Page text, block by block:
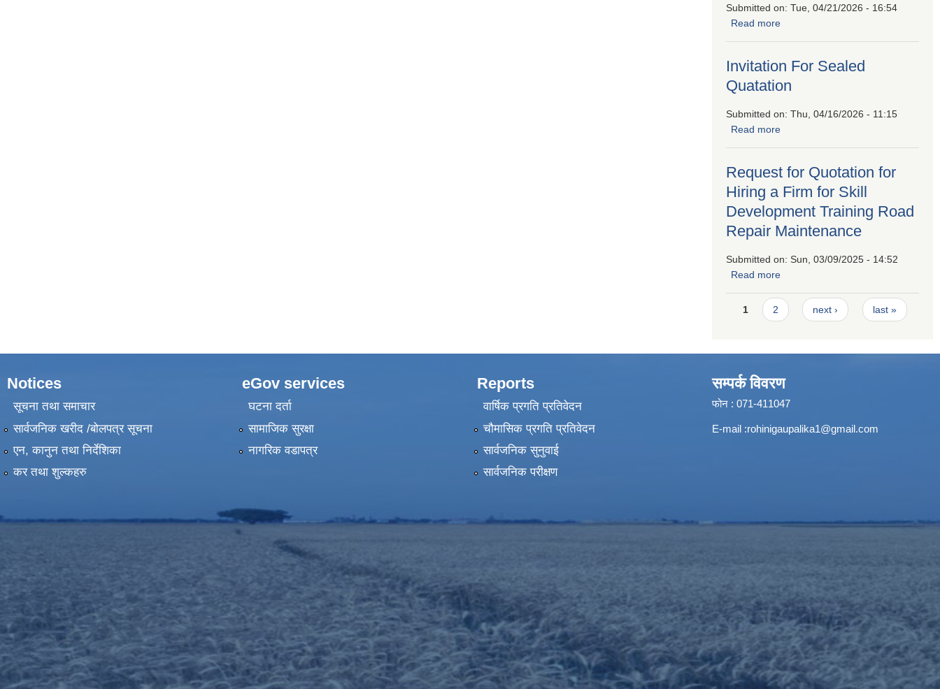
Submitted on: Tue, 04/21/2026 - 16:54
Read more
सम्बन्धी सूचना।
Invitation For Sealed
Quatation
Submitted on: Thu, 04/16/2026 - 11:15
Read more
Quatation
Request for Quotation for
Hiring a Firm for Skill
Development Training Road
Repair Maintenance
Submitted on: Sun, 03/09/2025 - 14:52
Read more
Hiring a Firm for Skill Development
Training Road Repair Maintenance
Pages
1 2 next › last »
Notices
सूचना तथा समाचार
सार्वजनिक खरीद /बोलपत्र सूचना
एन, कानुन तथा निर्देशिका
कर तथा शुल्कहरु
eGov services
घटना दर्ता
सामाजिक सुरक्षा
नागरिक वडापत्र
Reports
वार्षिक प्रगति प्रतिवेदन
चौमासिक प्रगति प्रतिवेदन
सार्वजनिक सुनुवाई
सार्वजनिक परीक्षण
सम्पर्क विवरण
फोन : 071-411047
E-mail :rohinigaupalika1@gmail.com